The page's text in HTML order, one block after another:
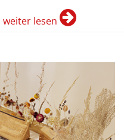
weiter lesen